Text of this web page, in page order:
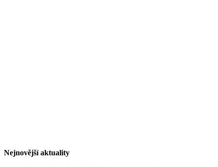
Nejnovější aktuality